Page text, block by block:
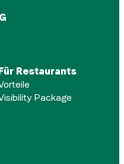
Restaurants
Package